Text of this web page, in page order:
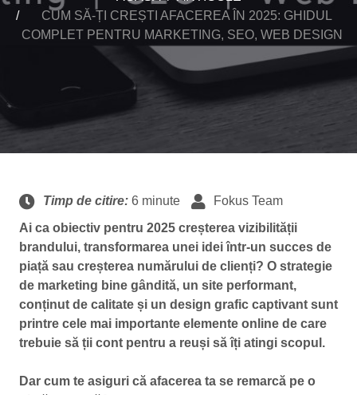
CUM SĂ-ȚI CREȘTI AFACEREA ÎN 2025: GHIDUL
COMPLET PENTRU MARKETING, SEO, WEB DESIGN
Timp de citire: 6 minute
Fokus Team
Ai ca obiectiv pentru 2025 creșterea vizibilității
brandului, transformarea unei idei într-un succes de
piață sau creșterea numărului de clienți? O strategie
de marketing bine gândită, un site performant,
conținut de calitate și un design grafic captivant sunt
printre cele mai importante elemente online de care
trebuie să ții cont pentru a reuși să îți atingi scopul.
Dar cum te asiguri că afacerea ta se remarcă pe o